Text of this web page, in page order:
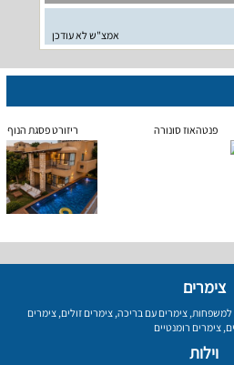
אמצ"ש לא עודכן
פנטהאוז סונורה ריזורט פסגת הנוף
צימרים
למשפחות, צימרים עם בריכה, צימרים זולים, צימרים
,צימרים רומנטיים
וילות